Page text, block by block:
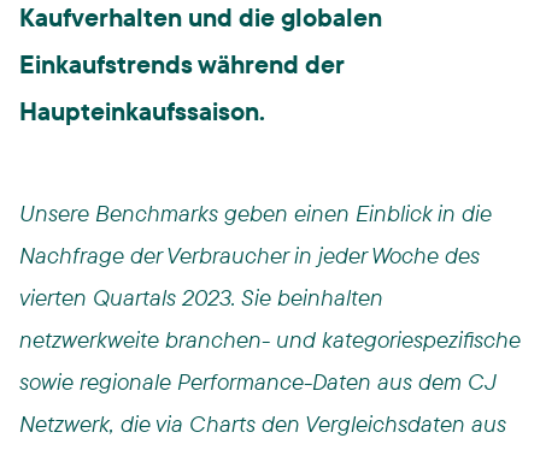
Kaufverhalten und die globalen
Einkaufstrends während der
Haupteinkaufssaison.
Unsere Benchmarks geben einen Einblick in die
Nachfrage der Verbraucher in jeder Woche des
vierten Quartals 2023. Sie beinhalten
netzwerkweite branchen- und kategoriespezifische
sowie regionale Performance-Daten aus dem CJ
Netzwerk, die via Charts den Vergleichsdaten aus